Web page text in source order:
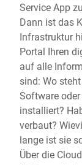
Service App
Dann ist das
Infrastruktur
Portal Ihren
auf alle
sind: Wo
Software
installiert?
verbaut?
lange ist sie
Über die